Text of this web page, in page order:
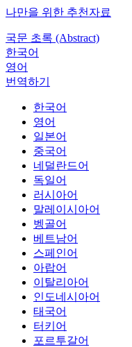
나만을 위한 추천자료
국문 초록 (Abstract)
한국어
영어
번역하기
한국어
영어
일본어
중국어
네덜란드어
독일어
러시아어
말레이시아어
벵골어
베트남어
스페인어
아랍어
이탈리아어
인도네시아어
태국어
터키어
포르투갈어